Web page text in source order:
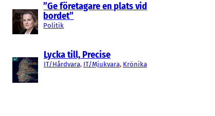
”Ge företagare en plats vid
bordet”
Politik
Lycka till, Precise
IT/Hårdvara, IT/Mjukvara, Krönika